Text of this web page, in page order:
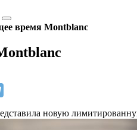
время Montblanc
новую